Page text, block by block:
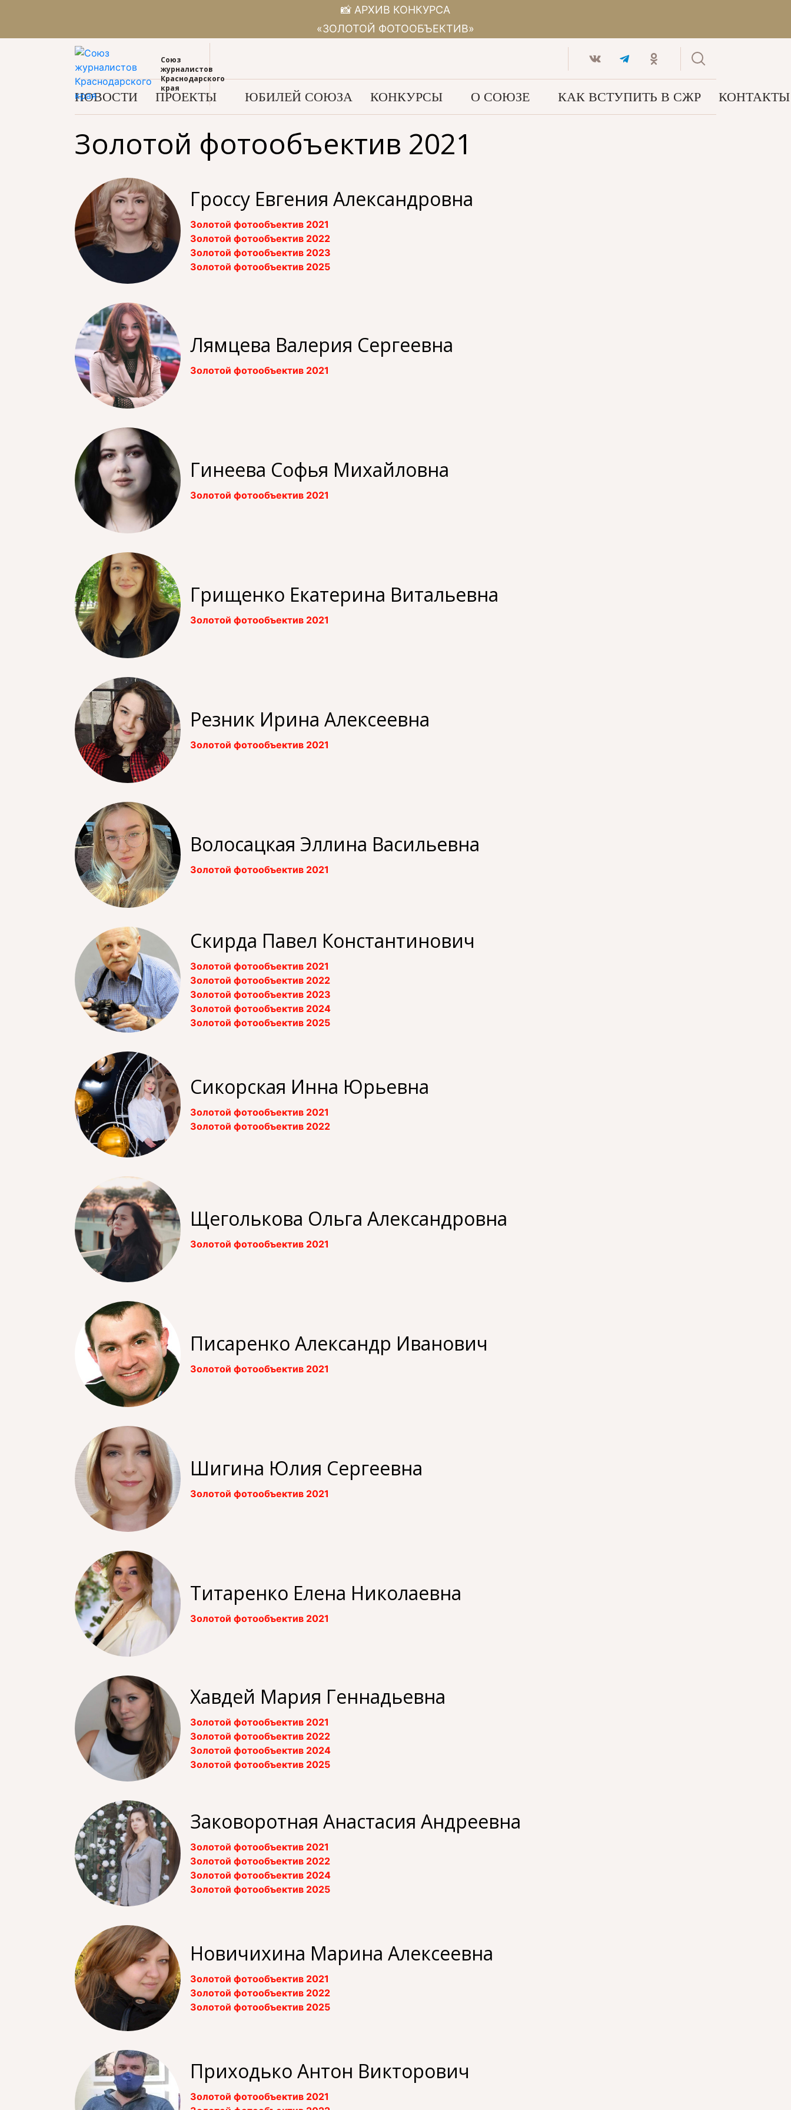
📸 АРХИВ КОНКУРСА
«ЗОЛОТОЙ ФОТООБЪЕКТИВ»
Союз
журналистов
Краснодарского
края
НОВОСТИ ПРОЕКТЫ ЮБИЛЕЙ СОЮЗА КОНКУРСЫ О СОЮЗЕ КАК ВСТУПИТЬ В СЖР КОНТАКТЫ
Золотой фотообъектив 2021
Гроссу Евгения Александровна
Золотой фотообъектив 2021
Золотой фотообъектив 2022
Золотой фотообъектив 2023
Золотой фотообъектив 2025
Лямцева Валерия Сергеевна
Золотой фотообъектив 2021
Гинеева Софья Михайловна
Золотой фотообъектив 2021
Грищенко Екатерина Витальевна
Золотой фотообъектив 2021
Резник Ирина Алексеевна
Золотой фотообъектив 2021
Волосацкая Эллина Васильевна
Золотой фотообъектив 2021
Скирда Павел Константинович
Золотой фотообъектив 2021
Золотой фотообъектив 2022
Золотой фотообъектив 2023
Золотой фотообъектив 2024
Золотой фотообъектив 2025
Сикорская Инна Юрьевна
Золотой фотообъектив 2021
Золотой фотообъектив 2022
Щеголькова Ольга Александровна
Золотой фотообъектив 2021
Писаренко Александр Иванович
Золотой фотообъектив 2021
Шигина Юлия Сергеевна
Золотой фотообъектив 2021
Титаренко Елена Николаевна
Золотой фотообъектив 2021
Хавдей Мария Геннадьевна
Золотой фотообъектив 2021
Золотой фотообъектив 2022
Золотой фотообъектив 2024
Золотой фотообъектив 2025
Заковоротная Анастасия Андреевна
Золотой фотообъектив 2021
Золотой фотообъектив 2022
Золотой фотообъектив 2024
Золотой фотообъектив 2025
Новичихина Марина Алексеевна
Золотой фотообъектив 2021
Золотой фотообъектив 2022
Золотой фотообъектив 2025
Приходько Антон Викторович
Золотой фотообъектив 2021